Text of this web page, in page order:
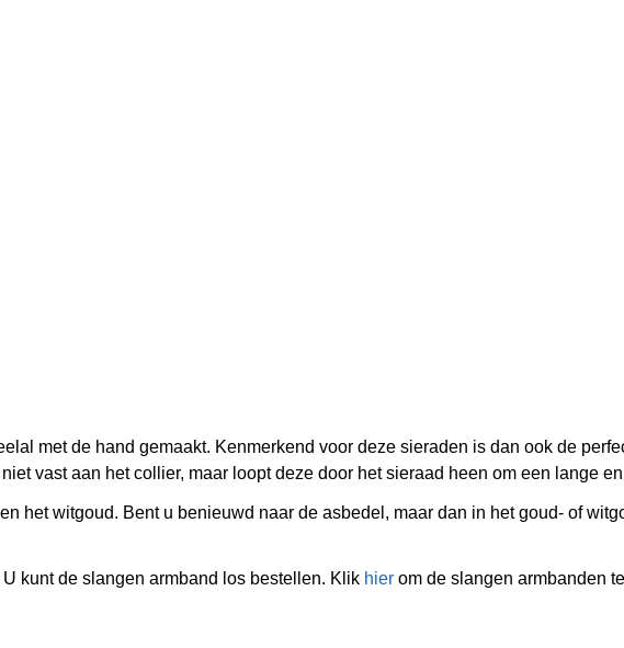
met de hand gemaakt. Kenmerkend voor deze sieraden is dan ook de
vast aan het collier, maar loopt deze door het sieraad heen om een lange
het witgoud. Bent u benieuwd naar de asbedel, maar dan in het goud- of
kunt de slangen armband los bestellen. Klik hier om de slangen armbanden